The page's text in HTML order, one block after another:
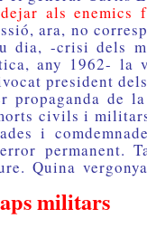
als enemics
ara, no
dia, -crisi dels
any 1962- la
president
de la
civils i
i
permanent.
Quina
militars